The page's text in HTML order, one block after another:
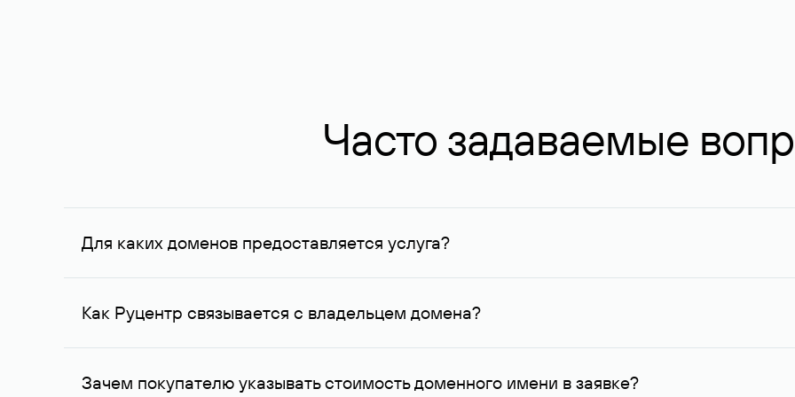
Часто задаваемые
Для каких доменов предоставляется услуга?
Услуга доступна для доменов, зарегистрированных в Руцентре и у других регистраторов. Для доменов,
Как Руцентр связывается с владельцем домена?
Для связи с владельцем домена используются его контактные данные, доступные Руцентру.
Зачем покупателю указывать стоимость доменного имени в заявке?